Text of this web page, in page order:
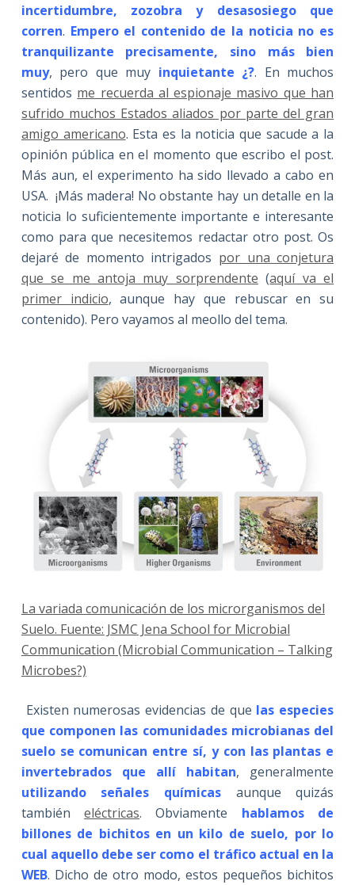
incertidumbre, zozobra y desasosiego que
corren. Empero el contenido de la noticia no es
tranquilizante precisamente, sino más bien
muy, pero que muy inquietante ¿?. En muchos
sentidos me recuerda al espionaje masivo que han
sufrido muchos Estados aliados por parte del gran
amigo americano. Esta es la noticia que sacude a la
opinión pública en el momento que escribo el post.
Más aun, el experimento ha sido llevado a cabo en
USA. ¡Más madera! No obstante hay un detalle en la
noticia lo suficientemente importante e interesante
como para que necesitemos redactar otro post. Os
dejaré de momento intrigados por una conjetura
que se me antoja muy sorprendente (aquí va el
primer indicio, aunque hay que rebuscar en su
contenido). Pero vayamos al meollo del tema.
La variada comunicación de los microrganismos del
Suelo. Fuente: JSMC Jena School for Microbial
Communication (Microbial Communication – Talking
Microbes?)
Existen numerosas evidencias de que las especies
que componen las comunidades microbianas del
suelo se comunican entre sí, y con las plantas e
invertebrados que allí habitan, generalmente
utilizando señales químicas
aunque quizás
tambiéneléctricas. Obviamente hablamos de
billones de bichitos en un kilo de suelo, por lo
cual aquello debe ser como el tráfico actual en la
WEB. Dicho de otro modo, estos pequeños bichitos